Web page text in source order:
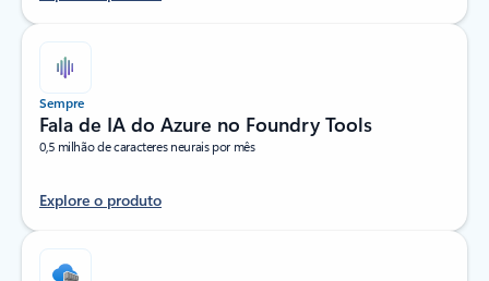
Sempre
Fala de IA do Azure no Foundry Tools
0,5 milhão de caracteres neurais por mês
Explore o produto